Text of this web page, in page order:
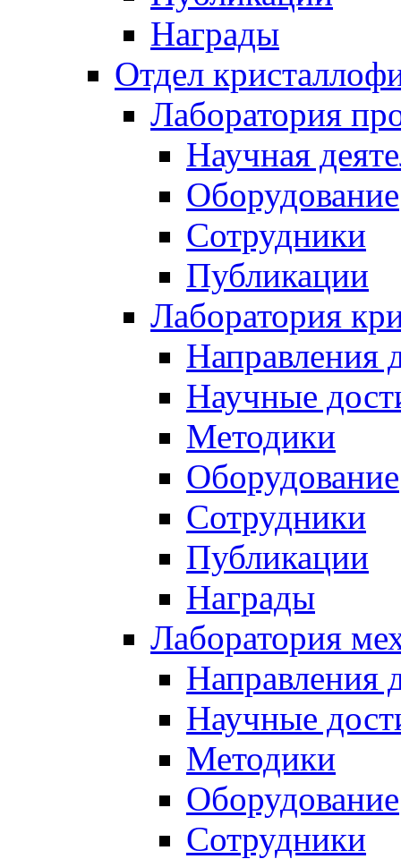
Награды
Отдел
Лаборатория
Научная
Оборудование
Сотрудники
Публикации
Лаборатория
Направления
Научные
Методики
Оборудование
Сотрудники
Публикации
Награды
Лаборатория
Направления
Научные
Методики
Оборудование
Сотрудники